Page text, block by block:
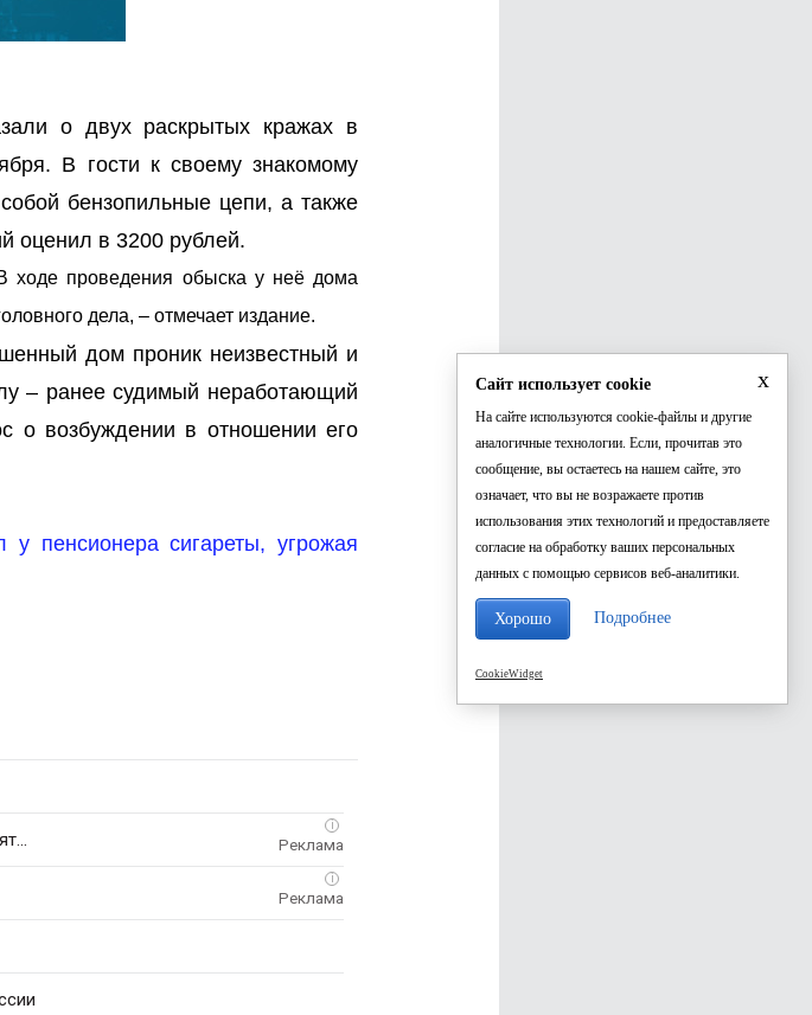
о двух раскрытых кражах в
В гости к своему знакомому
бензопильные цепи, а также
оценил в 3200 рублей.
ходе проведения обыска у неё дома
дела, – отмечает издание.
дом проник неизвестный и
– ранее судимый неработающий
о возбуждении в отношении его
у пенсионера сигареты, угрожая
i
i
x
Сайт использует cookie
На сайте используются cookie-файлы и другие
аналогичные технологии. Если, прочитав это
сообщение, вы остаетесь на нашем сайте, это
означает, что вы не возражаете против
использования этих технологий и предоставляете
согласие на обработку ваших персональных
данных с помощью сервисов веб-аналитики.
Хорошо Подробнее
CookieWidget